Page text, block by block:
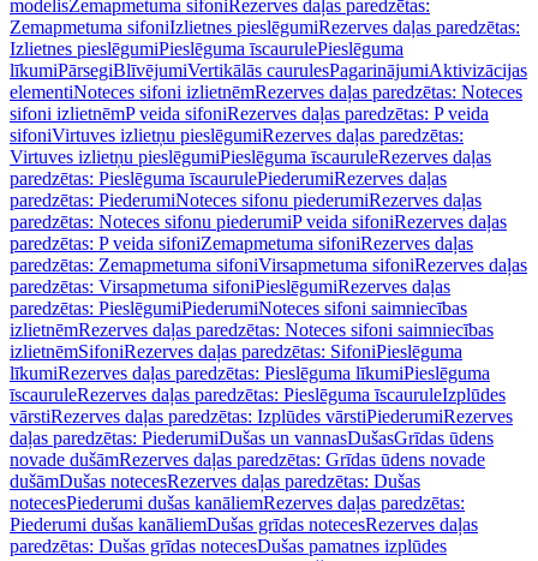
modelisZemapmetuma sifoniRezerves daļas paredzētas:
Zemapmetuma sifoniIzlietnes pieslēgumiRezerves daļas paredzētas:
Izlietnes pieslēgumiPieslēguma īscaurulePieslēguma
līkumiPārsegiBlīvējumiVertikālās caurulesPagarinājumiAktivizācijas
elementiNoteces sifoni izlietnēmRezerves daļas paredzētas: Noteces
sifoni izlietnēmP veida sifoniRezerves daļas paredzētas: P veida
sifoniVirtuves izlietņu pieslēgumiRezerves daļas paredzētas:
Virtuves izlietņu pieslēgumiPieslēguma īscauruleRezerves daļas
paredzētas: Pieslēguma īscaurulePiederumiRezerves daļas
paredzētas: PiederumiNoteces sifonu piederumiRezerves daļas
paredzētas: Noteces sifonu piederumiP veida sifoniRezerves daļas
paredzētas: P veida sifoniZemapmetuma sifoniRezerves daļas
paredzētas: Zemapmetuma sifoniVirsapmetuma sifoniRezerves daļas
paredzētas: Virsapmetuma sifoniPieslēgumiRezerves daļas
paredzētas: PieslēgumiPiederumiNoteces sifoni saimniecības
izlietnēmRezerves daļas paredzētas: Noteces sifoni saimniecības
izlietnēmSifoniRezerves daļas paredzētas: SifoniPieslēguma
līkumiRezerves daļas paredzētas: Pieslēguma līkumiPieslēguma
īscauruleRezerves daļas paredzētas: Pieslēguma īscauruleIzplūdes
vārstiRezerves daļas paredzētas: Izplūdes vārstiPiederumiRezerves
daļas paredzētas: PiederumiDušas un vannasDušasGrīdas ūdens
novade dušāmRezerves daļas paredzētas: Grīdas ūdens novade
dušāmDušas notecesRezerves daļas paredzētas: Dušas
notecesPiederumi dušas kanāliemRezerves daļas paredzētas:
Piederumi dušas kanāliemDušas grīdas notecesRezerves daļas
paredzētas: Dušas grīdas notecesDušas pamatnes izplūdes